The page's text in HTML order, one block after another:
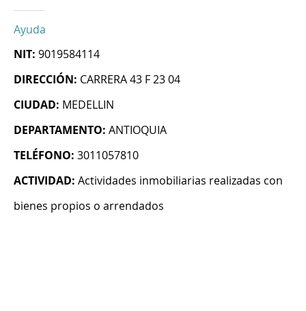
Ayuda
NIT: 9019584114
DIRECCIÓN: CARRERA 43 F 23 04
CIUDAD: MEDELLIN
DEPARTAMENTO: ANTIOQUIA
TELÉFONO: 3011057810
ACTIVIDAD: Actividades inmobiliarias realizadas con
bienes propios o arrendados